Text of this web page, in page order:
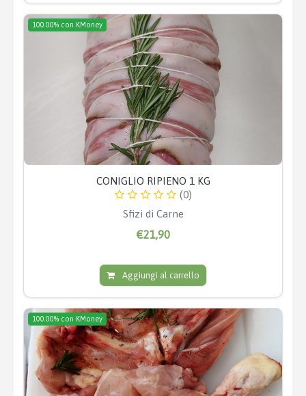
100.00% con KMoney
CONIGLIO RIPIENO 1 KG
(0)
Sfizi di Carne
€21,90
Aggiungi al carrello
100.00% con KMoney